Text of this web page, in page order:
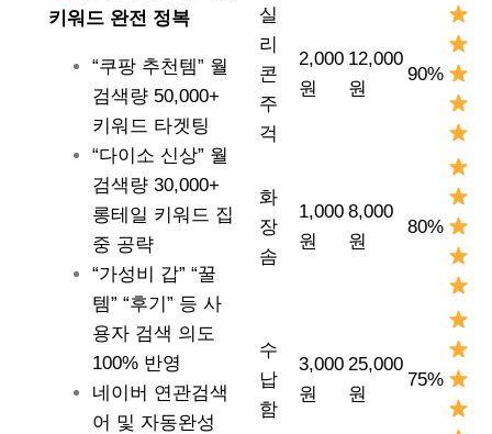
키워드 완전 정복
“쿠팡 추천템” 월
검색량 50,000+
키워드 타겟팅
“다이소 신상” 월
검색량 30,000+
롱테일 키워드 집
중 공략
“가성비 갑” “꿀
템” “후기” 등 사
용자 검색 의도
100% 반영
네이버 연관검색
어 및 자동완성
실
리
콘
주
걱
2,000
원
12,000
원
90%
화
장
솜
1,000
원
8,000
원
80%
수
납
함
3,000
원
25,000
원
75%